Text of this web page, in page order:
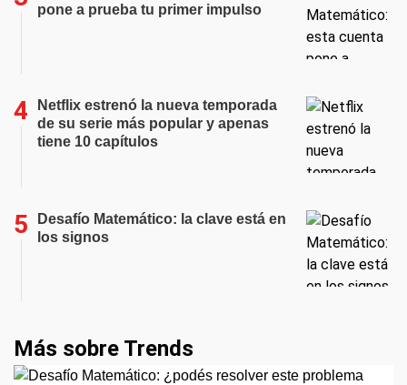
pone a prueba tu primer impulso
Netflix estrenó la nueva temporada
de su serie más popular y apenas
tiene 10 capítulos
Desafío Matemático: la clave está en
los signos
Más sobre Trends